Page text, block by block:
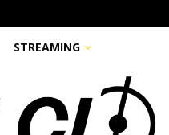
STREAMING